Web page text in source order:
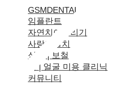
GSMDENTAL
임플란트
자연치아살리기
사랑니발치
심미 | 보철
턱 | 얼굴 미용 클리닉
커뮤니티